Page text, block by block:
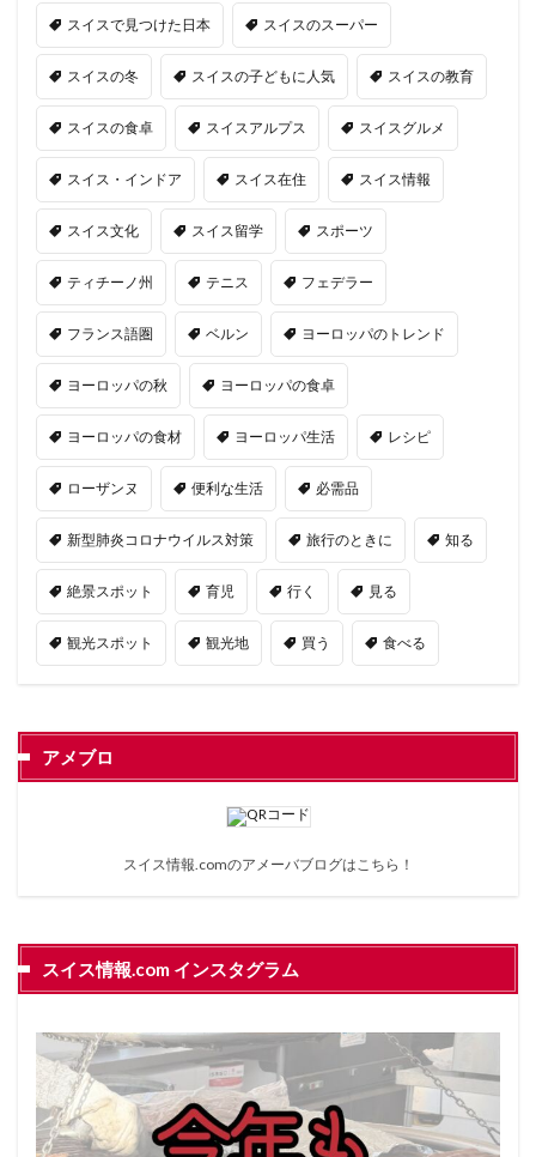
スイスで見つけた日本 スイスのスーパー
スイスの冬 スイスの子どもに人気 スイスの教育
スイスの食卓 スイスアルプス スイスグルメ
スイス・インドア スイス在住 スイス情報
スイス文化 スイス留学 スポーツ
ティチーノ州 テニス フェデラー
フランス語圏 ベルン ヨーロッパのトレンド
ヨーロッパの秋 ヨーロッパの食卓
ヨーロッパの食材 ヨーロッパ生活 レシピ
ローザンヌ 便利な生活 必需品
新型肺炎コロナウイルス対策 旅行のときに 知る
絶景スポット 育児 行く 見る
観光スポット 観光地 買う 食べる
アメブロ
スイス情報.comのアメーバブログは こちら ！
スイス情報.com インスタグラム